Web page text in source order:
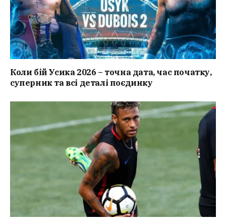
Коли бій Усика 2026 – точна дата, час початку,
суперник та всі деталі поєдинку